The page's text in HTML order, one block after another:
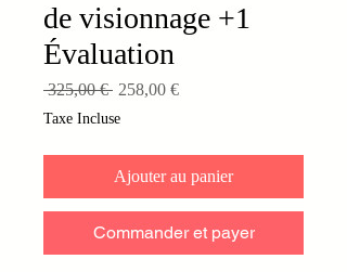
de visionnage +1
Évaluation
325,00 € Prix
258,00 €Prix
Taxe Incluse
Ajouter au panier
Commander et payer